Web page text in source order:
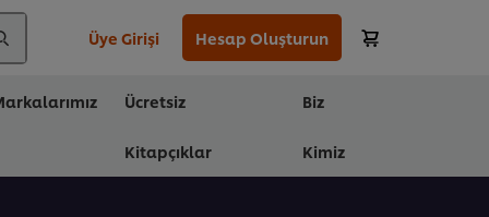
Üye Girişi Hesap Oluşturun
Ücretsiz
Kitapçıklar
Biz
Kimiz